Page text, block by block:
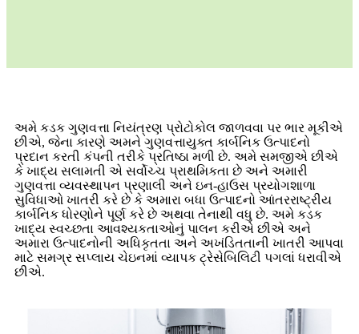
અમે કડક ગુણવત્તા નિયંત્રણ પ્રોટોકોલ જાળવવા પર ભાર મૂકીએ
છીએ, જેના કારણે અમને ગુણવત્તાયુક્ત કાર્બનિક ઉત્પાદનો
પ્રદાન કરતી કંપની તરીકે પ્રતિષ્ઠા મળી છે. અમે સમજીએ છીએ
કે ખાદ્ય સલામતી એ સર્વોચ્ચ પ્રાથમિકતા છે અને અમારી
ગુણવત્તા વ્યવસ્થાપન પ્રણાલી અને ઇન-હાઉસ પ્રયોગશાળા
સુવિધાઓ ખાતરી કરે છે કે અમારા બધા ઉત્પાદનો આંતરરાષ્ટ્રીય
કાર્બનિક ધોરણોને પૂર્ણ કરે છે અથવા તેનાથી વધુ છે. અમે કડક
ખાદ્ય સ્વચ્છતા આવશ્યકતાઓનું પાલન કરીએ છીએ અને
અમારા ઉત્પાદનોની અધિકૃતતા અને અખંડિતતાની ખાતરી આપવા
માટે સમગ્ર સપ્લાય ચેઇનમાં વ્યાપક ટ્રેસેબિલિટી પગલાં ધરાવીએ
છીએ.